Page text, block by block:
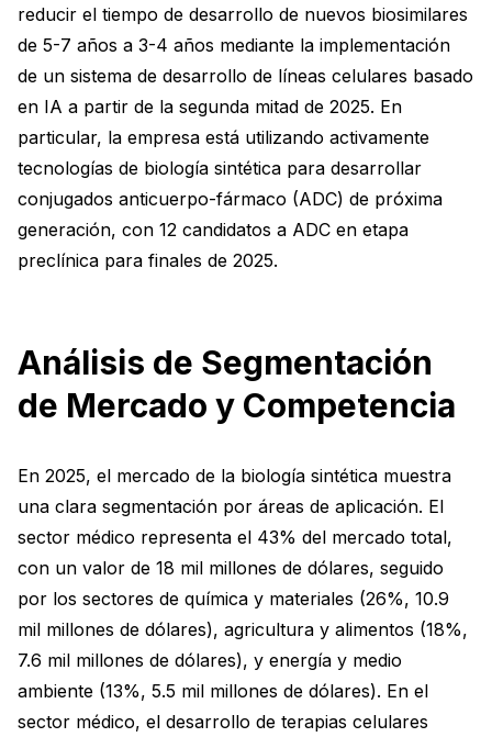
reducir el tiempo de desarrollo de nuevos biosimilares
de 5-7 años a 3-4 años mediante la implementación
de un sistema de desarrollo de líneas celulares basado
en IA a partir de la segunda mitad de 2025. En
particular, la empresa está utilizando activamente
tecnologías de biología sintética para desarrollar
conjugados anticuerpo-fármaco (ADC) de próxima
generación, con 12 candidatos a ADC en etapa
preclínica para finales de 2025.
Análisis de Segmentación
de Mercado y Competencia
En 2025, el mercado de la biología sintética muestra
una clara segmentación por áreas de aplicación. El
sector médico representa el 43% del mercado total,
con un valor de 18 mil millones de dólares, seguido
por los sectores de química y materiales (26%, 10.9
mil millones de dólares), agricultura y alimentos (18%,
7.6 mil millones de dólares), y energía y medio
ambiente (13%, 5.5 mil millones de dólares). En el
sector médico, el desarrollo de terapias celulares